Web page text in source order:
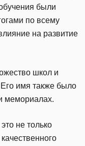
были
по всему
на развитие
школ и
имя также было
мемориалах.
не только